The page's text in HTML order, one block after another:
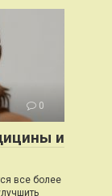
0
и
все более